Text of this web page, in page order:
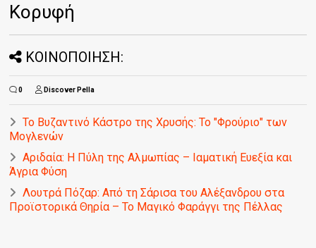
Κορυφή
ΚΟΙΝΟΠΟΙΗΣΗ:
0 Discover Pella
Το Βυζαντινό Κάστρο της Χρυσής: Το "Φρούριο" των
Μογλενών
Αριδαία: Η Πύλη της Αλμωπίας – Ιαματική Ευεξία και
Άγρια Φύση
Λουτρά Πόζαρ: Από τη Σάρισα του Αλέξανδρου στα
Προϊστορικά Θηρία – Το Μαγικό Φαράγγι της Πέλλας